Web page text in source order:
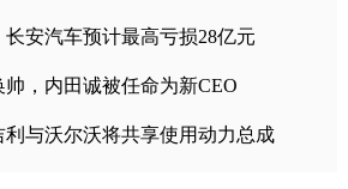
安汽车预计最高亏损28亿元
，内田诚被任命为新CEO
与沃尔沃将共享使用动力总成